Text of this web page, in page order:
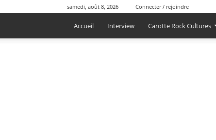
samedi, août 8, 2026 Connecter / rejoindre
Accueil Interview Carotte Rock Cultures